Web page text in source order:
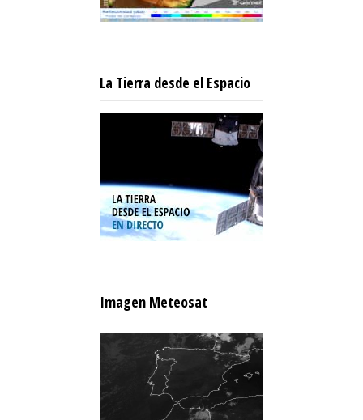
La Tierra desde el Espacio
Imagen Meteosat